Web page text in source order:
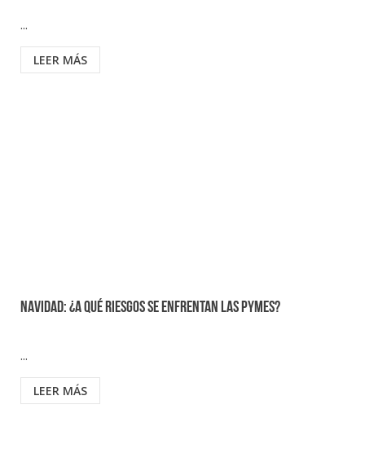
...
LEER MÁS
Navidad: ¿A qué riesgos se enfrentan las pymes?
...
LEER MÁS